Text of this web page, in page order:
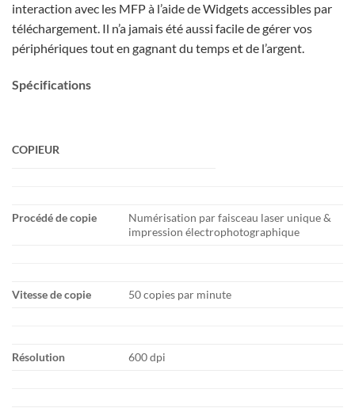
interaction avec les MFP à l’aide de Widgets accessibles par
téléchargement. Il n’a jamais été aussi facile de gérer vos
périphériques tout en gagnant du temps et de l’argent.
Spécifications
COPIEUR
Procédé de copie
Numérisation par faisceau laser unique &
impression électrophotographique
Vitesse de copie 50 copies par minute
Résolution 600 dpi